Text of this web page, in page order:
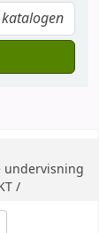
undervisning
/